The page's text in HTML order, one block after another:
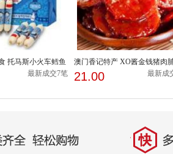
托马斯小火车鳕鱼
最新成交7笔
澳门香记特产 XO酱金钱猪肉
干 250g 特价 嘴馋...
21.00 最新成
全，轻松购物 快 多